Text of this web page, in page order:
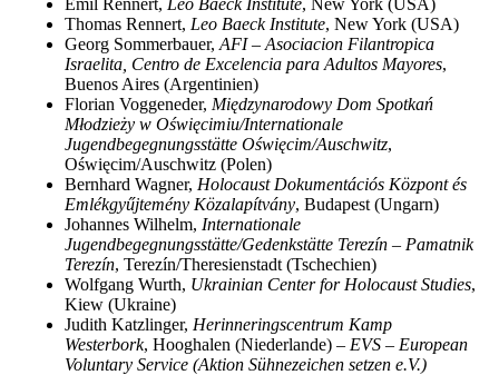
Emil Rennert, Leo Baeck Institute, New York (USA)
Thomas Rennert, Leo Baeck Institute, New York (USA)
Georg Sommerbauer, AFI – Asociacion Filantropica
Israelita, Centro de Excelencia para Adultos Mayores,
Buenos Aires (Argentinien)
Florian Voggeneder, Międzynarodowy Dom Spotkań
Młodzieży w Oświęcimiu/Internationale
Jugendbegegnungsstätte Oświęcim/Auschwitz,
Oświęcim/Auschwitz (Polen)
Bernhard Wagner, Holocaust Dokumentációs Központ és
Emlékgyűjtemény Közalapítvány, Budapest (Ungarn)
Johannes Wilhelm, Internationale
Jugendbegegnungsstätte/Gedenkstätte Terezín – Pamatnik
Terezín, Terezín/Theresienstadt (Tschechien)
Wolfgang Wurth, Ukrainian Center for Holocaust Studies,
Kiew (Ukraine)
Judith Katzlinger, Herinneringscentrum Kamp
Westerbork, Hooghalen (Niederlande) – EVS – European
Voluntary Service (Aktion Sühnezeichen setzen e.V.)